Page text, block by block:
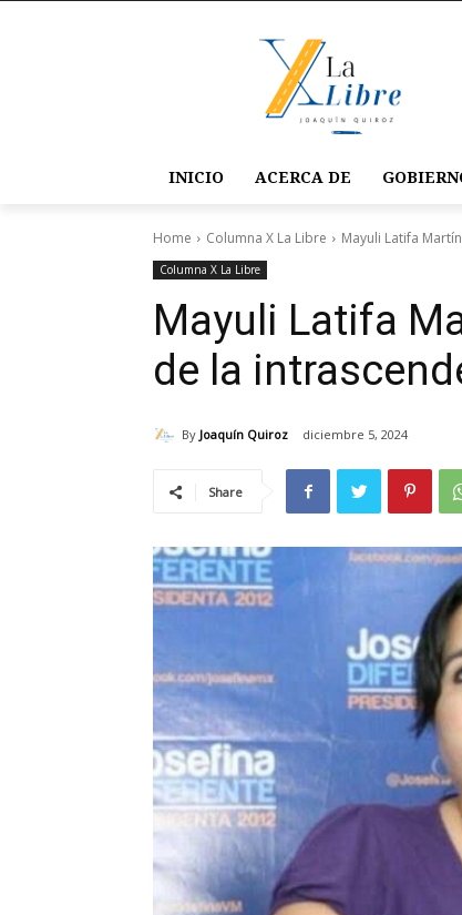
INICIO ACERCA DE
Home Columna X La Libre Mayuli Latifa
Columna X La Libre
Mayuli Latifa
de la
By Joaquín Quiroz diciembre 5, 2024
Share